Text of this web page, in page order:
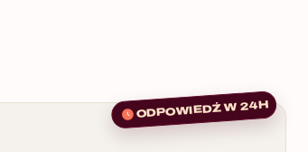
ODPOWIEDŹ W 24H